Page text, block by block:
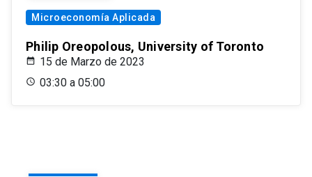
Microeconomía Aplicada
Philip Oreopolous, University of Toronto
15 de Marzo de 2023
03:30 a 05:00